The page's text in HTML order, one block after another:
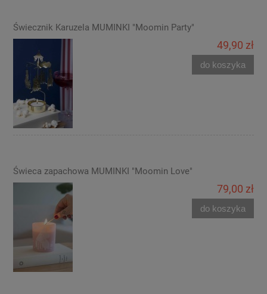
Świecznik Karuzela MUMINKI "Moomin Party"
49,90 zł
do koszyka
Świeca zapachowa MUMINKI "Moomin Love"
79,00 zł
do koszyka